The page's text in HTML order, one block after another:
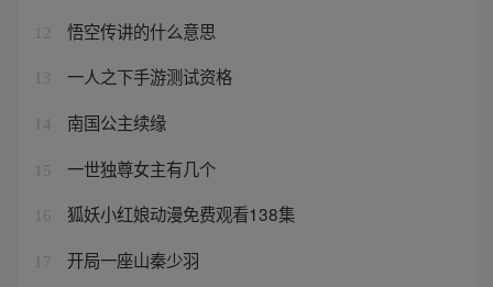
12 悟空传讲的什么意思
13 一人之下手游测试资格
14 南国公主续缘
15 一世独尊女主有几个
16 狐妖小红娘动漫免费观看138集
17 开局一座山秦少羽